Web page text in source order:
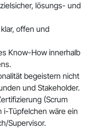
lösungs- und
offen und
Know-How innerhalb
begeistern nicht
und Stakeholder.
(Scrum
i-Tüpfelchen wäre ein
Supervisor.